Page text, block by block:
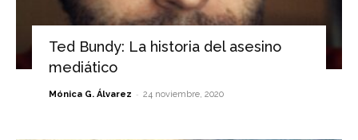
Ted Bundy: La historia del asesino
mediático
Mónica G. Álvarez - 24 noviembre, 2020